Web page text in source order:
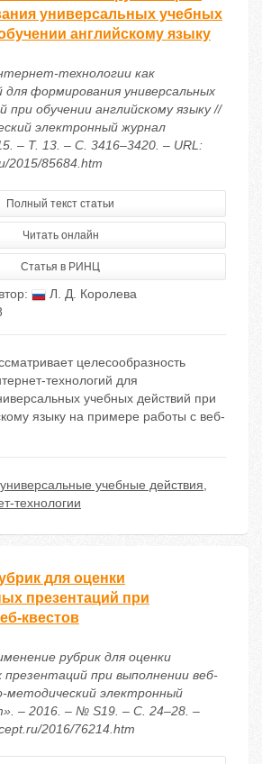
универсальных учебных
английскому языку
технологии как
формирования универсальных
при обучении английскому языку //
электронный журнал
– Т. 13. – С. 3416–3420. – URL:
2015/85684.htm
Полный текст статьи
Читать онлайн
Статья в РИНЦ
Л. Д. Королева
целесообразность
технологий для
учебных действий при
языку на примере работы с веб-
универсальные учебные действия,
технологии
для оценки
презентаций при
квестов
рубрик для оценки
при выполнении веб-
методический электронный
– 2016. – № S19. – С. 24–28. –
2016/76214.htm